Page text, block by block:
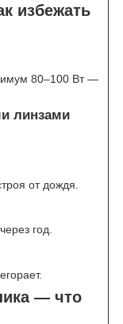
избежать
80–100 Вт —
линзами
от дождя.
год.
— что